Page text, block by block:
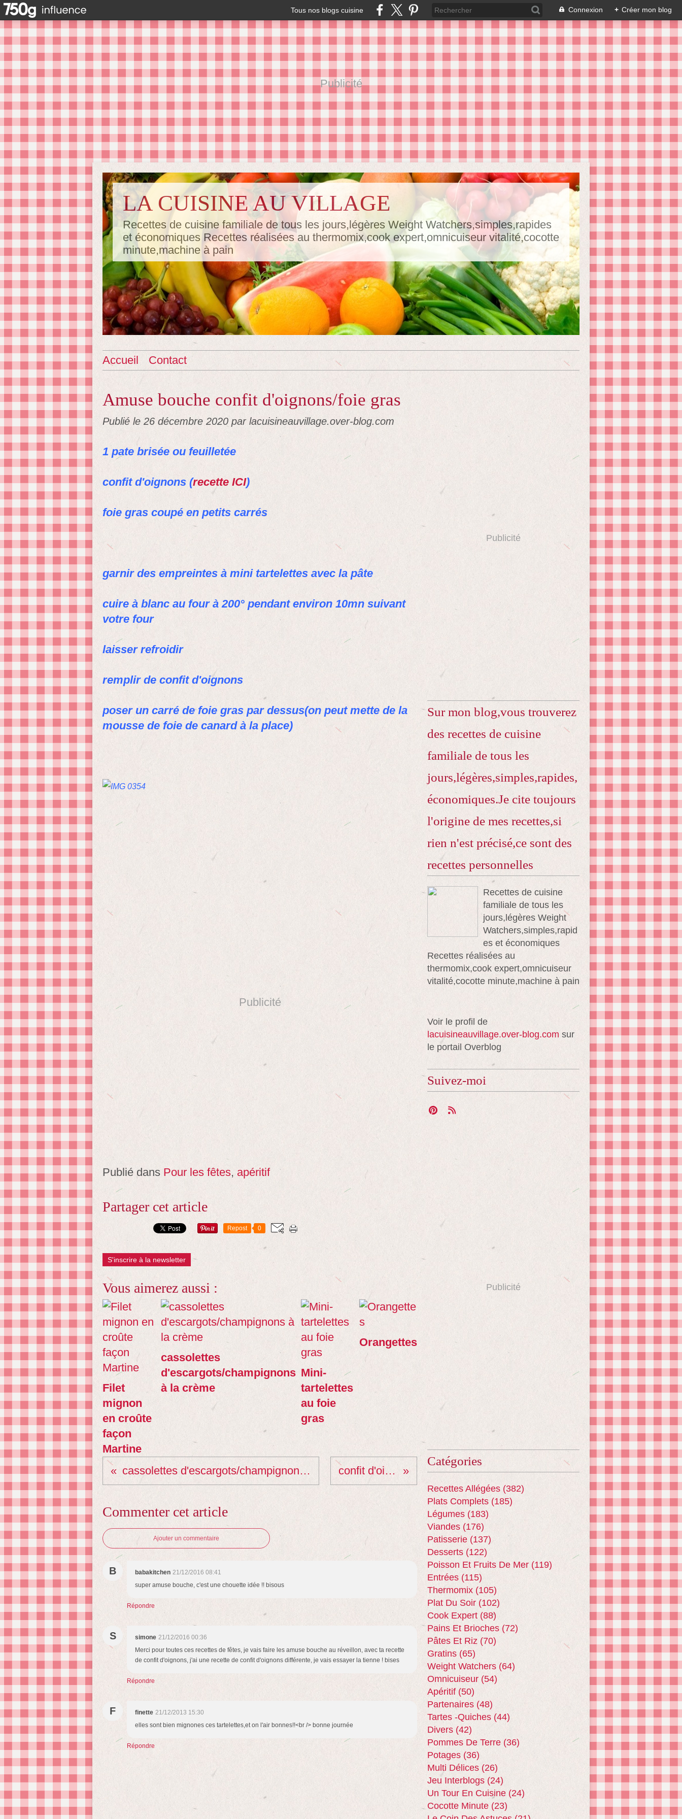
Tous nos blogs cuisine Connexion + Créer mon blog
Publicité
LA CUISINE AU VILLAGE
Recettes de cuisine familiale de tous les jours,légères Weight Watchers,simples,rapides
et économiques Recettes réalisées au thermomix,cook expert,omnicuiseur vitalité,cocotte
minute,machine à pain
Accueil Contact
Amuse bouche confit d'oignons/foie gras
Publié le 26 décembre 2020 par lacuisineauvillage.over-blog.com
1 pate brisée ou feuilletée
confit d'oignons (recette ICI)
foie gras coupé en petits carrés
garnir des empreintes à mini tartelettes avec la pâte
cuire à blanc au four à 200° pendant environ 10mn suivant
votre four
laisser refroidir
remplir de confit d'oignons
poser un carré de foie gras par dessus(on peut mette de la
mousse de foie de canard à la place)
Publicité
Publié dans Pour les fêtes, apéritif
Partager cet article
Repost 0
S'inscrire à la newsletter
Vous aimerez aussi :
Filet
mignon
en croûte
façon
Martine
cassolettes
d'escargots/champignons
à la crème
Mini-
tartelettes
au foie
gras
Orangettes
cassolettes d'escargots/champignons à la crème confit d'oignons
Commenter cet article
Ajouter un commentaire
B babakitchen 21/12/2016 08:41
super amuse bouche, c'est une chouette idée !! bisous
Répondre
S simone 21/12/2016 00:36
Merci pour toutes ces recettes de fêtes, je vais faire les amuse bouche au réveillon, avec ta recette
de confit d'oignons, j'ai une recette de confit d'oignons différente, je vais essayer la tienne ! bises
Répondre
F finette 21/12/2013 15:30
elles sont bien mignones ces tartelettes,et on l'air bonnes!!<br /> bonne journée
Répondre
Publicité
Sur mon blog,vous trouverez
des recettes de cuisine
familiale de tous les
jours,légères,simples,rapides,
économiques.Je cite toujours
l'origine de mes recettes,si
rien n'est précisé,ce sont des
recettes personnelles
Recettes de cuisine
familiale de tous les
jours,légères Weight
Watchers,simples,rapid
es et économiques
Recettes réalisées au
thermomix,cook expert,omnicuiseur
vitalité,cocotte minute,machine à pain
Voir le profil de
lacuisineauvillage.over-blog.com sur
le portail Overblog
Suivez-moi
Publicité
Catégories
Recettes Allégées (382)
Plats Complets (185)
Légumes (183)
Viandes (176)
Patisserie (137)
Desserts (122)
Poisson Et Fruits De Mer (119)
Entrées (115)
Thermomix (105)
Plat Du Soir (102)
Cook Expert (88)
Pains Et Brioches (72)
Pâtes Et Riz (70)
Gratins (65)
Weight Watchers (64)
Omnicuiseur (54)
Apéritif (50)
Partenaires (48)
Tartes -quiches (44)
Divers (42)
Pommes De Terre (36)
Potages (36)
Multi Délices (26)
Jeu Interblogs (24)
Un Tour En Cuisine (24)
Cocotte Minute (23)